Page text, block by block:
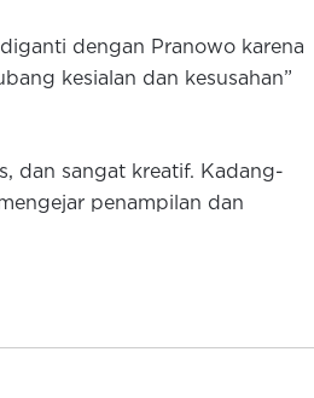
dengan Pranowo karena
kesialan dan kesusahan”
dan sangat kreatif. Kadang-
penampilan dan
Tim Gakkumdu Amankan 5 Pelaku